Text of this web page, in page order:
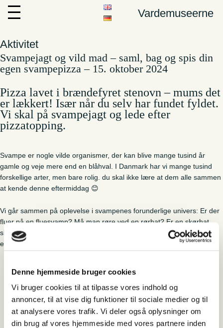
Denne hjemmeside bruger cookies
Vi bruger cookies til at tilpasse vores indhold og
annoncer, til at vise dig funktioner til sociale medier og til
at analysere vores trafik. Vi deler også oplysninger om
din brug af vores hjemmeside med vores partnere inden
Vardemuseerne
Aktivitet
Svampejagt og vild mad – saml, bag og spis din
egen svampepizza – 15. oktober 2024
Pizza lavet i brændefyret stenovn – mums det
er lækkert! Især når du selv har fundet fyldet.
Vi skal på svampejagt og lede efter
pizzatopping.
Svampe er nogle vilde organismer, der kan blive mange tusind år
gamle og veje mere end en blåhval. I Danmark har vi mange tusind
forskellige arter, men bare rolig. du skal ikke lære at dem alle sammen
at kende denne eftermiddag 😊
Vi går sammen på oplevelse i svampenes forunderlige univers: Er der
fluer på en fluesvamp? Må man røre ved en rørhat? Er en skørhat
skør? Målet er, at du lærer et par gode spisesvampe at kende, som
efterfølgende skal være toppingen på vores hjemmelavede pizzaer.
Gl. Skovfogedbolig, Roustvej
111, 6800 Varde